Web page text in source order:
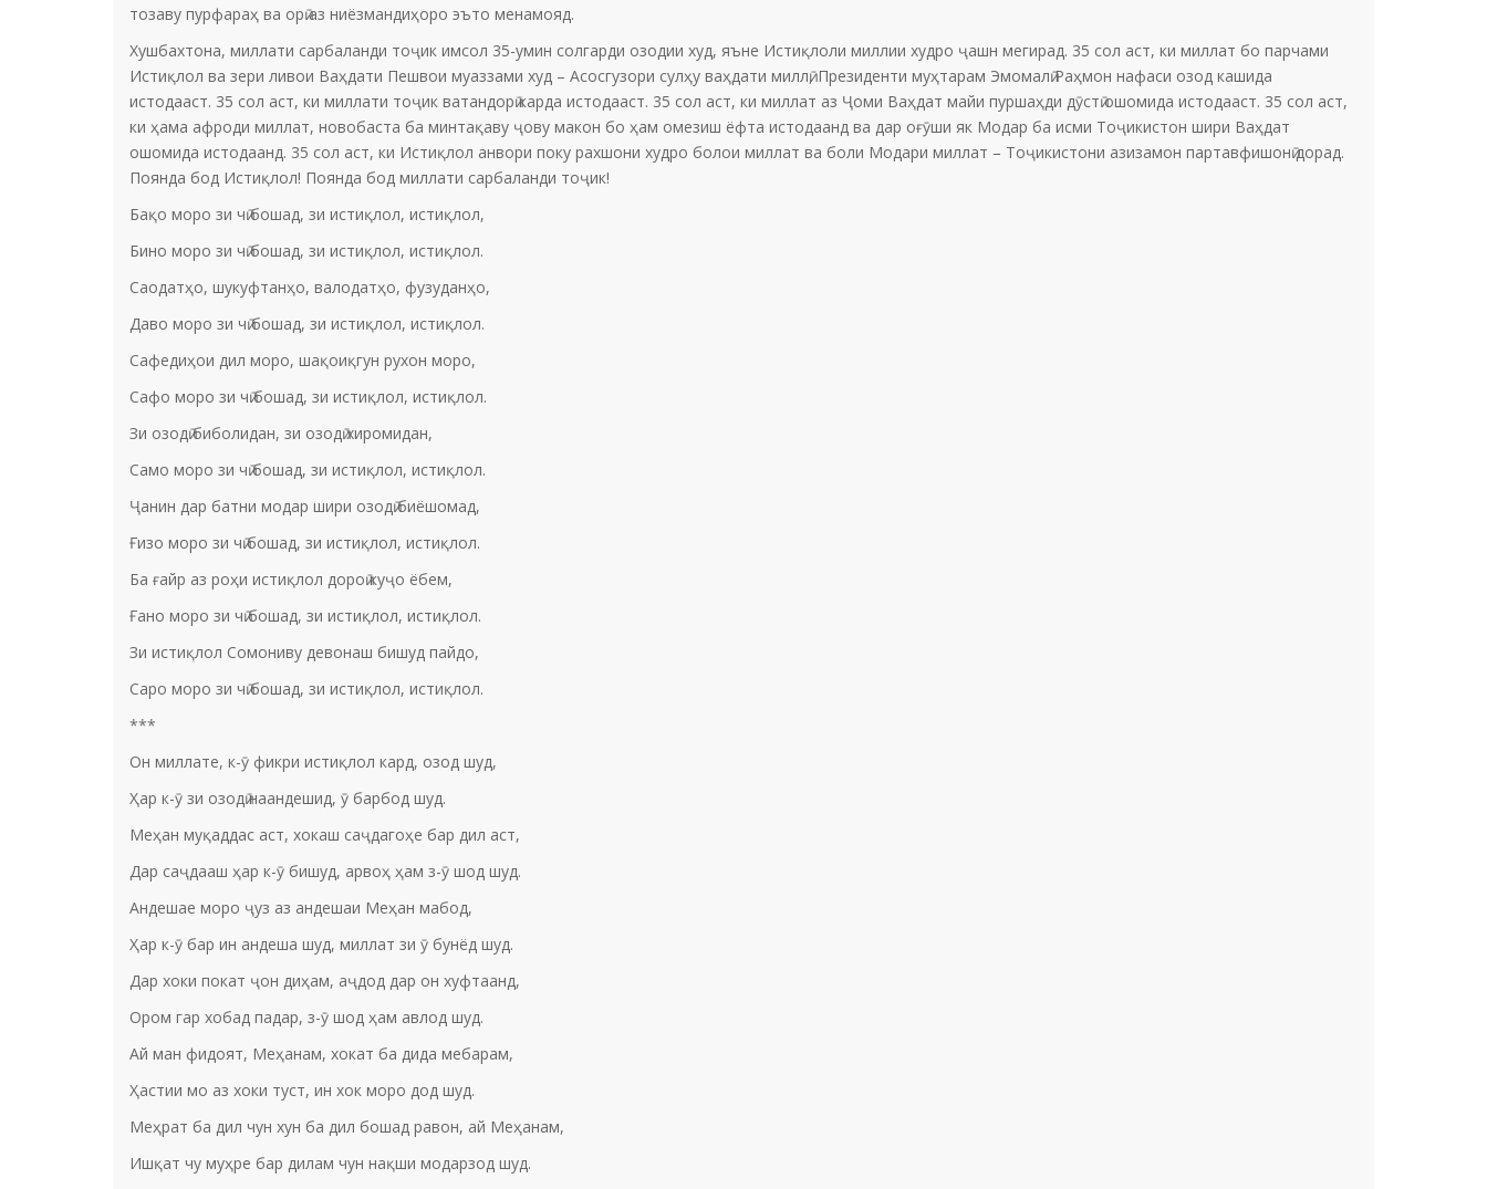
тозаву пурфараҳ ва орӣ аз ниёзмандиҳоро эъто менамояд.
Хушбахтона, миллати сарбаланди тоҷик имсол 35-умин солгарди озодии худ, яъне Истиқлоли миллии худро ҷашн мегирад. 35 сол аст, ки миллат бо парчами
Истиқлол ва зери ливои Ваҳдати Пешвои муаззами худ – Асосгузори сулҳу ваҳдати миллӣ, Президенти муҳтарам Эмомалӣ Раҳмон нафаси озод кашида
истодааст. 35 сол аст, ки миллати тоҷик ватандорӣ карда истодааст. 35 сол аст, ки миллат аз Ҷоми Ваҳдат майи пуршаҳди дӯстӣ ошомида истодааст. 35 сол аст,
ки ҳама афроди миллат, новобаста ба минтақаву ҷову макон бо ҳам омезиш ёфта истодаанд ва дар оғӯши як Модар ба исми Тоҷикистон шири Ваҳдат
ошомида истодаанд. 35 сол аст, ки Истиқлол анвори поку рахшони худро болои миллат ва боли Модари миллат – Тоҷикистони азизамон партавфишонӣ дорад.
Поянда бод Истиқлол! Поянда бод миллати сарбаланди тоҷик!
Бақо моро зи чӣ бошад, зи истиқлол, истиқлол,
Бино моро зи чӣ бошад, зи истиқлол, истиқлол.
Саодатҳо, шукуфтанҳо, валодатҳо, фузуданҳо,
Даво моро зи чӣ бошад, зи истиқлол, истиқлол.
Сафедиҳои дил моро, шақоиқгун рухон моро,
Сафо моро зи чӣ бошад, зи истиқлол, истиқлол.
Зи озодӣ биболидан, зи озодӣ хиромидан,
Само моро зи чӣ бошад, зи истиқлол, истиқлол.
Ҷанин дар батни модар шири озодӣ биёшомад,
Ғизо моро зи чӣ бошад, зи истиқлол, истиқлол.
Ба ғайр аз роҳи истиқлол дороӣ куҷо ёбем,
Ғано моро зи чӣ бошад, зи истиқлол, истиқлол.
Зи истиқлол Сомониву девонаш бишуд пайдо,
Саро моро зи чӣ бошад, зи истиқлол, истиқлол.
***
Он миллате, к-ӯ фикри истиқлол кард, озод шуд,
Ҳар к-ӯ зи озодӣ наандешид, ӯ барбод шуд.
Меҳан муқаддас аст, хокаш саҷдагоҳе бар дил аст,
Дар саҷдааш ҳар к-ӯ бишуд, арвоҳ ҳам з-ӯ шод шуд.
Андешае моро ҷуз аз андешаи Меҳан мабод,
Ҳар к-ӯ бар ин андеша шуд, миллат зи ӯ бунёд шуд.
Дар хоки покат ҷон диҳам, аҷдод дар он хуфтаанд,
Ором гар хобад падар, з-ӯ шод ҳам авлод шуд.
Ай ман фидоят, Меҳанам, хокат ба дида мебарам,
Ҳастии мо аз хоки туст, ин хок моро дод шуд.
Меҳрат ба дил чун хун ба дил бошад равон, ай Меҳанам,
Ишқат чу муҳре бар дилам чун нақши модарзод шуд.